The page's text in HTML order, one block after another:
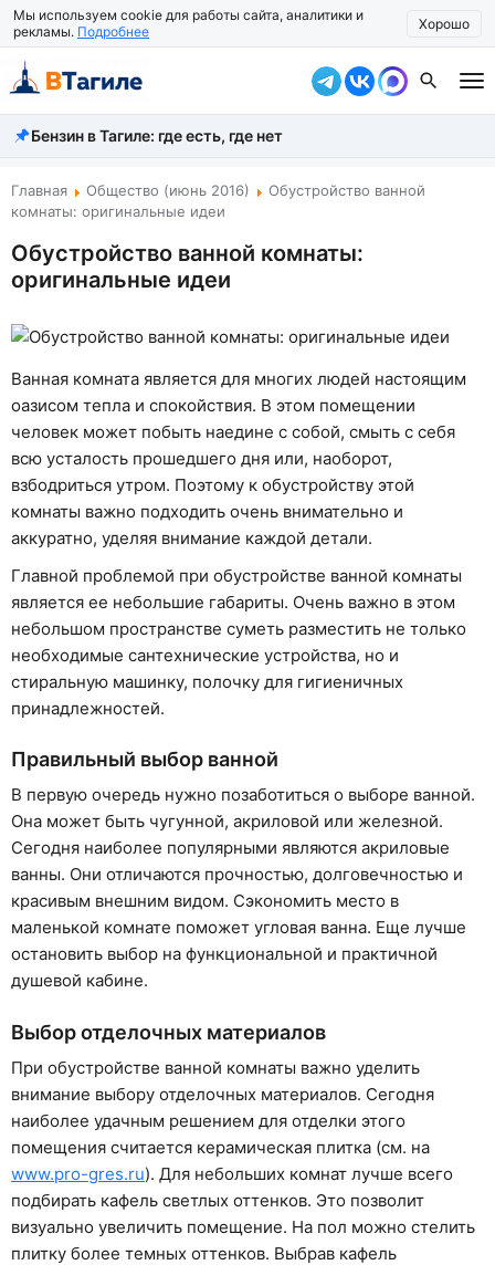
Мы используем cookie для работы сайта, аналитики и
рекламы. Подробнее Хорошо
Все новости
Происшествия
Власть
Жизнь
Общество
Рассказать новость
Бензин в Тагиле: где есть, где нет
Главная Общество (июнь 2016)
Обустройство ванной
комнаты: оригинальные идеи
Обустройство ванной комнаты:
оригинальные идеи
Ванная комната является для многих людей настоящим
оазисом тепла и спокойствия. В этом помещении
человек может побыть наедине с собой, смыть с себя
всю усталость прошедшего дня или, наоборот,
взбодриться утром. Поэтому к обустройству этой
комнаты важно подходить очень внимательно и
аккуратно, уделяя внимание каждой детали.
Главной проблемой при обустройстве ванной комнаты
является ее небольшие габариты. Очень важно в этом
небольшом пространстве суметь разместить не только
необходимые сантехнические устройства, но и
стиральную машинку, полочку для гигиеничных
принадлежностей.
Правильный выбор ванной
В первую очередь нужно позаботиться о выборе ванной.
Она может быть чугунной, акриловой или железной.
Сегодня наиболее популярными являются акриловые
ванны. Они отличаются прочностью, долговечностью и
красивым внешним видом. Сэкономить место в
маленькой комнате поможет угловая ванна. Еще лучше
остановить выбор на функциональной и практичной
душевой кабине.
Выбор отделочных материалов
При обустройстве ванной комнаты важно уделить
внимание выбору отделочных материалов. Сегодня
наиболее удачным решением для отделки этого
помещения считается керамическая плитка (см. на
www.pro-gres.ru). Для небольших комнат лучше всего
подбирать кафель светлых оттенков. Это позволит
визуально увеличить помещение. На пол можно стелить
плитку более темных оттенков. Выбрав кафель